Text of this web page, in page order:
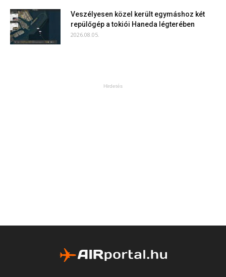
Veszélyesen közel került egymáshoz két
repülőgép a tokiói Haneda légterében
2026.08.05.
Hirdetés